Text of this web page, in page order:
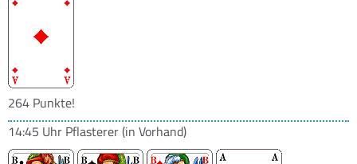
264 Punkte!
14:45 Uhr Pflasterer(in Vorhand)